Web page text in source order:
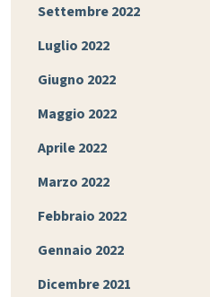
Settembre 2022
Luglio 2022
Giugno 2022
Maggio 2022
Aprile 2022
Marzo 2022
Febbraio 2022
Gennaio 2022
Dicembre 2021